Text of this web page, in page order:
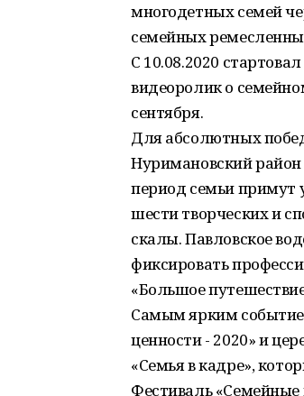
многодетных семей
семейных
С 10.08.2020
видеоролик о
сентября.
Для абсолютных
Нуримановский район
период семьи примут
шести творческих и
скалы. Павловское
фиксировать
«Большое
Самым ярким
ценности - 2020» и
«Семья в кадре»,
Фестиваль